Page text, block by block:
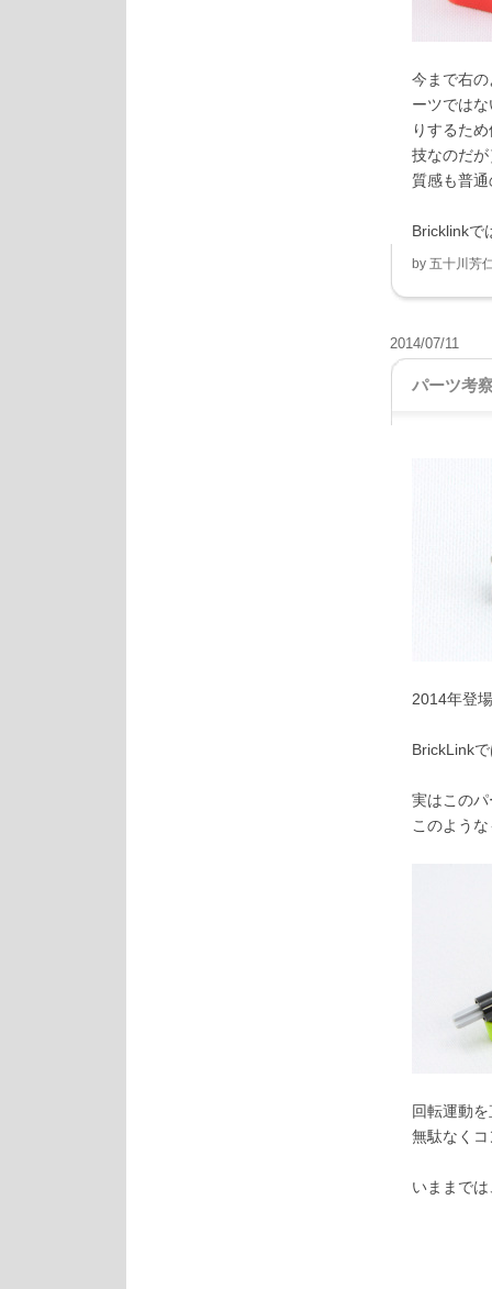
今まで右
ーツでは
りするた
技なのだが
質感も普
Bricklinkで
by 五十川芳
パーツ考
2014/07/11
2014年登
BrickLink
実はこの
このよう
回転運動
無駄なく
いままで